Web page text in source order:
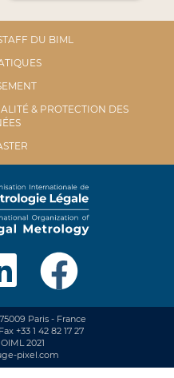
DU BIML
& PROTECTION DES
Paris - France
+33 1 42 82 17 27
2021
pixel.com